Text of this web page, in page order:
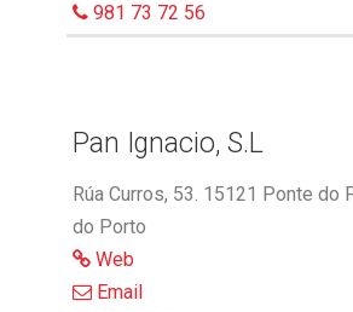
981 73 72 56
Pan Ignacio, S.L
Rúa Curros, 53. 15121 Ponte do
do Porto
Web
Email